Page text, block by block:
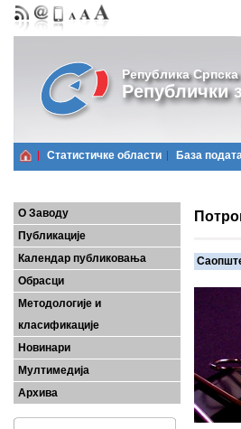
Република Српска
Републички
Статистичке области Базa
О Заводу
Публикације
Календар публиковања
Обрасци
Методологије и
класификације
Новинари
Мултимедија
Архива